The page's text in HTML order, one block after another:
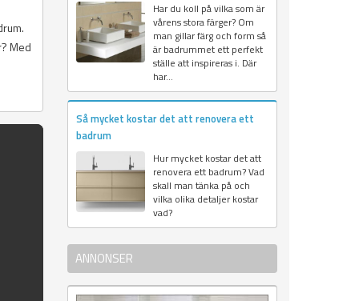
Med
Har du koll på vilka som är
vårens stora färger? Om
man gillar färg och form så
är badrummet ett perfekt
ställe att inspireras i. Där
har...
Så mycket kostar det att renovera ett
badrum
Hur mycket kostar det att
renovera ett badrum? Vad
skall man tänka på och
vilka olika detaljer kostar
vad?
ANNONSER